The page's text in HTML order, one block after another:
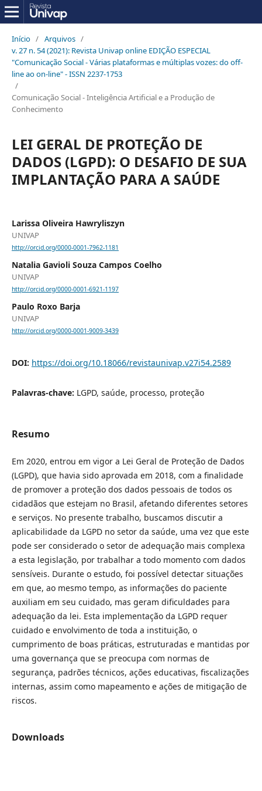
Início / Arquivos /
v. 27 n. 54 (2021): Revista Univap online EDIÇÃO ESPECIAL
"Comunicação Social - Várias plataformas e múltiplas vozes: do off-
line ao on-line" - ISSN 2237-1753
/
Comunicação Social - Inteligência Artificial e a Produção de
Conhecimento
LEI GERAL DE PROTEÇÃO DE
DADOS (LGPD): O DESAFIO DE SUA
IMPLANTAÇÃO PARA A SAÚDE
Larissa Oliveira Hawryliszyn
UNIVAP
http://orcid.org/0000-0001-7962-1181
Natalia Gavioli Souza Campos Coelho
UNIVAP
http://orcid.org/0000-0001-6921-1197
Paulo Roxo Barja
UNIVAP
http://orcid.org/0000-0001-9009-3439
DOI: https://doi.org/10.18066/revistaunivap.v27i54.2589
Palavras-chave: LGPD, saúde, processo, proteção
Resumo
Em 2020, entrou em vigor a Lei Geral de Proteção de Dados
(LGPD), que havia sido aprovada em 2018, com a finalidade
de promover a proteção dos dados pessoais de todos os
cidadãos que estejam no Brasil, afetando diferentes setores
e serviços. No presente trabalho, buscamos discutir a
aplicabilidade da LGPD no setor da saúde, uma vez que este
pode ser considerado o setor de adequação mais complexa
a esta legislação, por trabalhar a todo momento com dados
sensíveis. Durante o estudo, foi possível detectar situações
em que, ao mesmo tempo, as informações do paciente
auxiliam em seu cuidado, mas geram dificuldades para
adequação da lei. Esta implementação da LGPD requer
cuidado e envolvimento de toda a instituição, o
cumprimento de boas práticas, estruturadas e mantidas por
uma governança que se preocupa com normas de
segurança, padrões técnicos, ações educativas, fiscalizações
internas, assim como mapeamento e ações de mitigação de
riscos.
Downloads